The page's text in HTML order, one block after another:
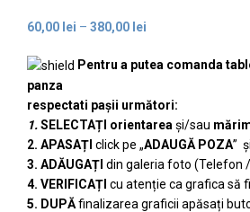
60,00 lei – 380,00 lei
Pentru a putea comanda
panza
respectati pașii următori:
1.SELECTAȚI orientarea și/sau
2. APASAȚI click pe „ADAUGĂ POZA”
3. ADĂUGAȚI din galeria foto (Telefon
4. VERIFICAȚI cu atenție ca grafica să
5. DUPĂfinalizarea graficii apăsați